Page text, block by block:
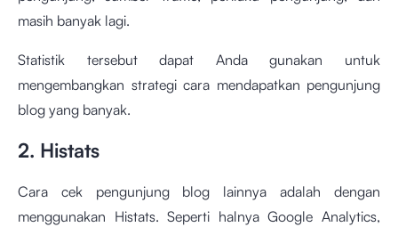
masih banyak lagi.
Statistik tersebut dapat Anda gunakan untuk
mengembangkan strategi cara mendapatkan pengunjung
blog yang banyak.
2. Histats
Cara cek pengunjung blog lainnya adalah dengan
menggunakan Histats. Seperti halnya Google Analytics,